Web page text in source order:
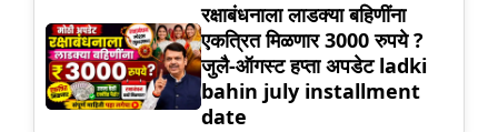
रक्षाबंधनाला लाडक्या बहिणींना
एकत्रित मिळणार 3000 रुपये ?
जुलै-ऑगस्ट हप्ता अपडेट ladki
bahin july installment
date